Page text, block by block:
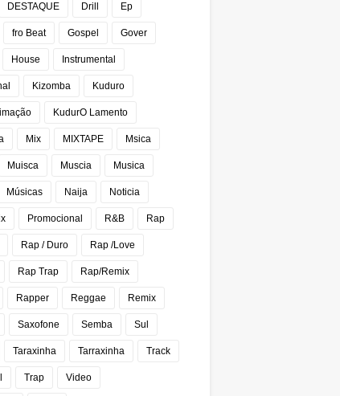
DESTAQUE Drill Ep
fro Beat Gospel Gover
House Instrumental
Kizomba Kuduro
KudurO Lamento
Mix MIXTAPE Msica
Muisca Muscia Musica
Músicas Naija Noticia
Promocional R&B Rap
Rap / Duro Rap /Love
Rap Trap Rap/Remix
Rapper Reggae Remix
Saxofone Semba Sul
Taraxinha Tarraxinha Track
Trap Video